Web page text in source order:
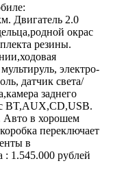
Двигатель 2.0
окрас
резины.
электро-
датчик света/
заднего
BT,AUX,CD,USB.
Авто в хорошем
переключает
в
1.545.000 рублей